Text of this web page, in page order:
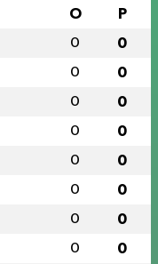
O P
0 0
0 0
0 0
0 0
0 0
0 0
0 0
0 0